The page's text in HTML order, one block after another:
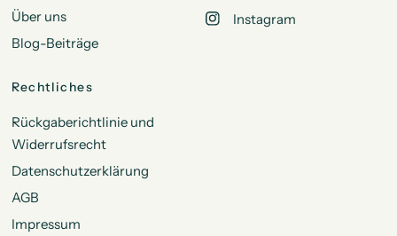
Über uns
Blog-Beiträge
Instagram
Rechtliches
Rückgaberichtlinie und
Widerrufsrecht
Datenschutzerklärung
AGB
Impressum